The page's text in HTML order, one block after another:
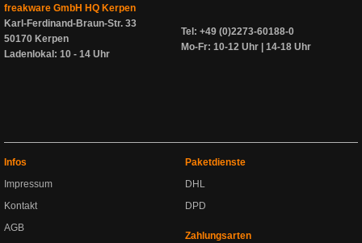
freakware GmbH HQ Kerpen
Karl-Ferdinand-Braun-Str. 33
50170 Kerpen
Ladenlokal: 10 - 14 Uhr
Tel: +49 (0)2273-60188-0
Mo-Fr: 10-12 Uhr | 14-18 Uhr
Infos
Impressum
Kontakt
AGB
Paketdienste
DHL
DPD
Zahlungsarten